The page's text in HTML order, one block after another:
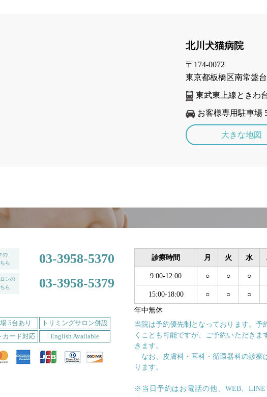
北川犬猫病院
〒174-0072
東京都板橋区南常盤台
東武東上線ときわ
お客様専用駐車場
大きな地図
の
ら
03-3958-5370
ンの
ら
03-3958-5379
5台あり
トリミングサロン併設
カード対応
English Available
診療時間 月 火 水
9:00-12:00 ○ ○ ○
15:00-18:00 ○ ○ ○
年中無休
当院は予約優先制となっております。予
くことも可能ですが、ご予約いただきま
きます。
なお、皮膚科・耳科・循環器科の診察
ります。
※当日予約はお電話の他、WEB、